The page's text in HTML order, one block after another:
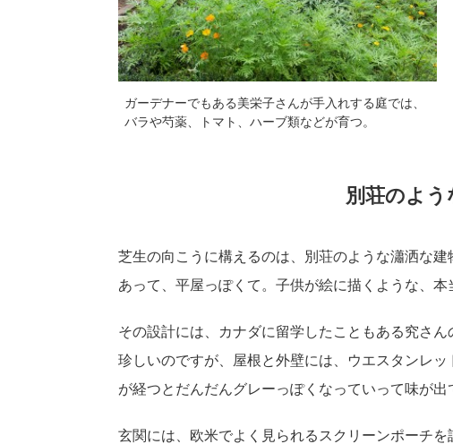
ガーデナーでもある美栄子さんが手入れする庭では、
バラや芍薬、トマト、ハーブ類などが育つ。
別荘のよう
芝生の向こうに構えるのは、別荘のような瀟洒な
あって、平屋っぽくて。子供が絵に描くような、本
その設計には、カナダに留学したこともある究さ
珍しいのですが、屋根と外壁には、ウエスタンレ
が経つとだんだんグレーっぽくなっていって味が
玄関には、欧米でよく見られるスクリーンポーチ